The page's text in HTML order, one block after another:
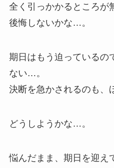
全く引っかかるところが
後悔しないかな…。
期日はもう迫っているの
ない…。
決断を急かされるのも、
どうしようかな…。
悩んだまま、期日を迎え